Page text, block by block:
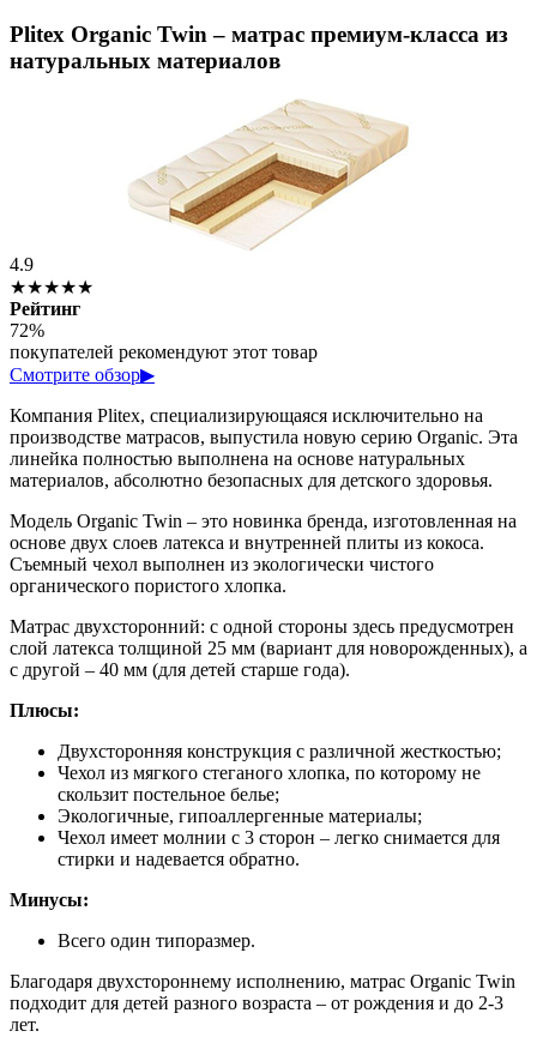
Plitex Organic Twin – матрас премиум-класса из
натуральных материалов
4.9
★★★★★
Рейтинг
72%
покупателей рекомендуют этот товар
Смотрите обзор▶
Компания Plitex, специализирующаяся исключительно на
производстве матрасов, выпустила новую серию Organic. Эта
линейка полностью выполнена на основе натуральных
материалов, абсолютно безопасных для детского здоровья.
Модель Organic Twin – это новинка бренда, изготовленная на
основе двух слоев латекса и внутренней плиты из кокоса.
Съемный чехол выполнен из экологически чистого
органического пористого хлопка.
Матрас двухсторонний: с одной стороны здесь предусмотрен
слой латекса толщиной 25 мм (вариант для новорожденных), а
с другой – 40 мм (для детей старше года).
Плюсы:
Двухсторонняя конструкция с различной жесткостью;
Чехол из мягкого стеганого хлопка, по которому не
скользит постельное белье;
Экологичные, гипоаллергенные материалы;
Чехол имеет молнии с 3 сторон – легко снимается для
стирки и надевается обратно.
Минусы:
Всего один типоразмер.
Благодаря двухстороннему исполнению, матрас Organic Twin
подходит для детей разного возраста – от рождения и до 2-3
лет.